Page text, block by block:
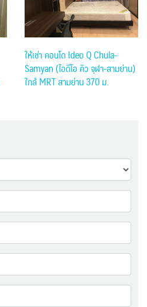
ให้เช่า คอนโด Ideo Q Chula-
Samyan (ไอดีโอ คิว จุฬา-สามย่าน)
ใกล้ MRT สามย่าน 370 ม.